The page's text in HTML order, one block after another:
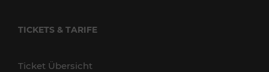
TICKETS & TARIFE
Ticket Übersicht